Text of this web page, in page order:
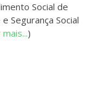
Social de
Segurança Social
)